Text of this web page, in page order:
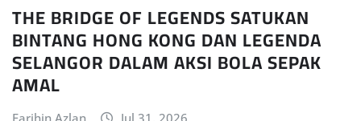
THE BRIDGE OF LEGENDS SATUKAN
BINTANG HONG KONG DAN LEGENDA
SELANGOR DALAM AKSI BOLA SEPAK
AMAL